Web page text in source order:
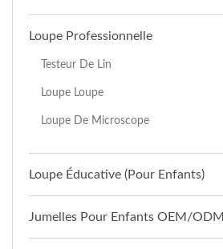
Loupe Professionnelle
Testeur De Lin
Loupe Loupe
Loupe De Microscope
Loupe Éducative (pour Enfants)
Jumelles Pour Enfants OEM/ODM